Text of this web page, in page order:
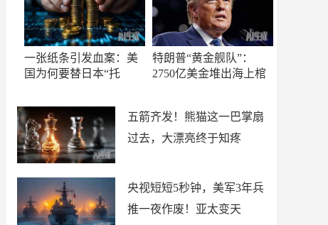
一张纸条引发血案：美
国为何要替日本“托
特朗普“黄金舰队”：
2750亿美金堆出海上棺
五箭齐发！熊猫这一巴掌扇
过去，大漂亮终于知疼
央视短短5秒钟，美军3年兵
推一夜作废！亚太变天